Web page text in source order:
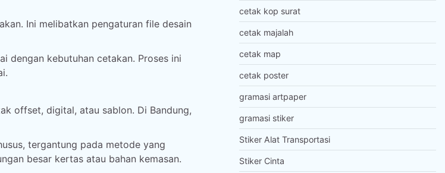
Ini melibatkan pengaturan file desain
dengan kebutuhan cetakan. Proses ini
offset, digital, atau sablon. Di Bandung,
tergantung pada metode yang
besar kertas atau bahan kemasan.
cetak kop surat
cetak majalah
cetak map
cetak poster
gramasi artpaper
gramasi stiker
Stiker Alat Transportasi
Stiker Cinta